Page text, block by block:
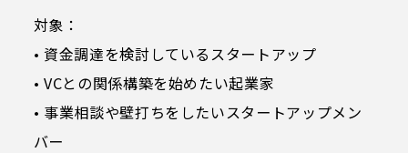
対象：
• 資金調達を検討しているスタートアップ
• VCとの関係構築を始めたい起業家
• 事業相談や壁打ちをしたいスタートアップメン
バー